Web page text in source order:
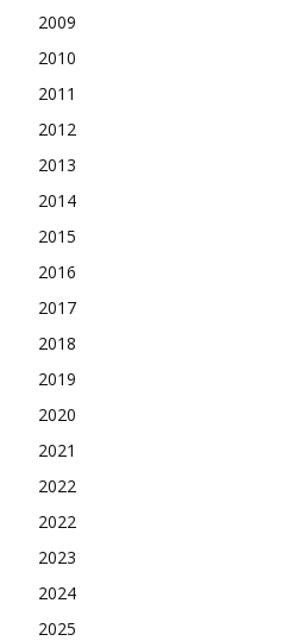
2009
2010
2011
2012
2013
2014
2015
2016
2017
2018
2019
2020
2021
2022
2022
2023
2024
2025